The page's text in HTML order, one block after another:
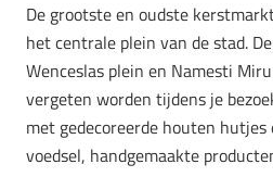
De grootste en oudste
het centrale plein van de stad.
Wenceslas plein en Namesti
vergeten worden tijdens je
met gedecoreerde houten
voedsel, handgemaakte